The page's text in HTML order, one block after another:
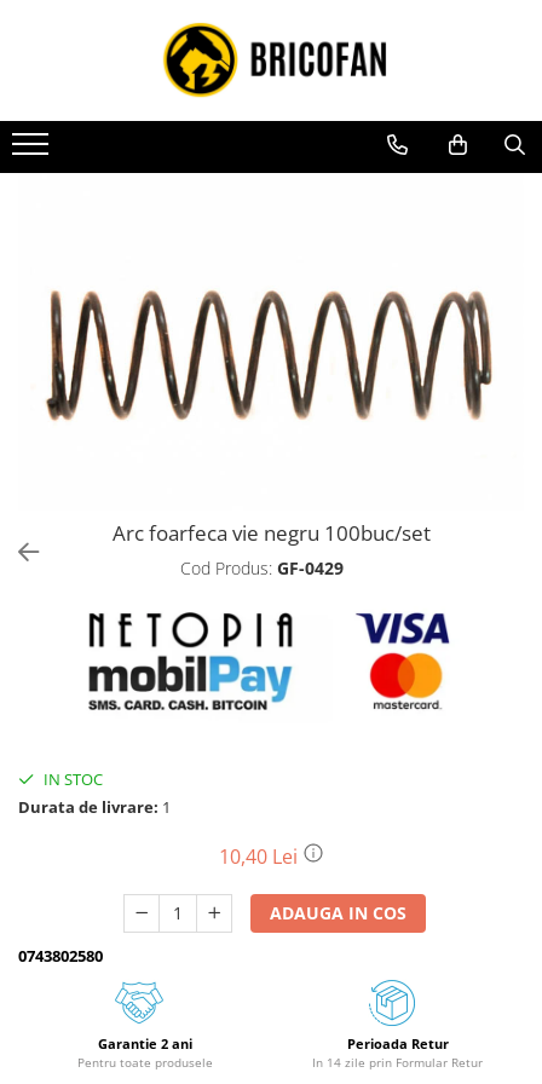
Toate Produsele
Vehicule electrice
Atv
Motocross
Piese de schimb vehicule electrice
Scutere electrice
Scutere pe benzina
Trotinete electrice
Biciclete, trotinete, triciclete
Triciclete
Motoburghie si accesorii
Motoburghie
Drujbe, fierastraie electrice
Consumabile drujbe, fierastraie
Drujbe electrice
Unelte electrice busteni
Mori cereale si batoze porumb
Batoze - mori desfacat porumb
Arc foarfeca vie negru 100buc/set
Cod Produs: GF-0429
IN STOC
Durata de livrare: 1
10,40 Lei
ADAUGA IN COS
0743802580
Garantie 2 ani
Pentru toate produsele
Perioada Retur
In 14 zile prin Formular Retur